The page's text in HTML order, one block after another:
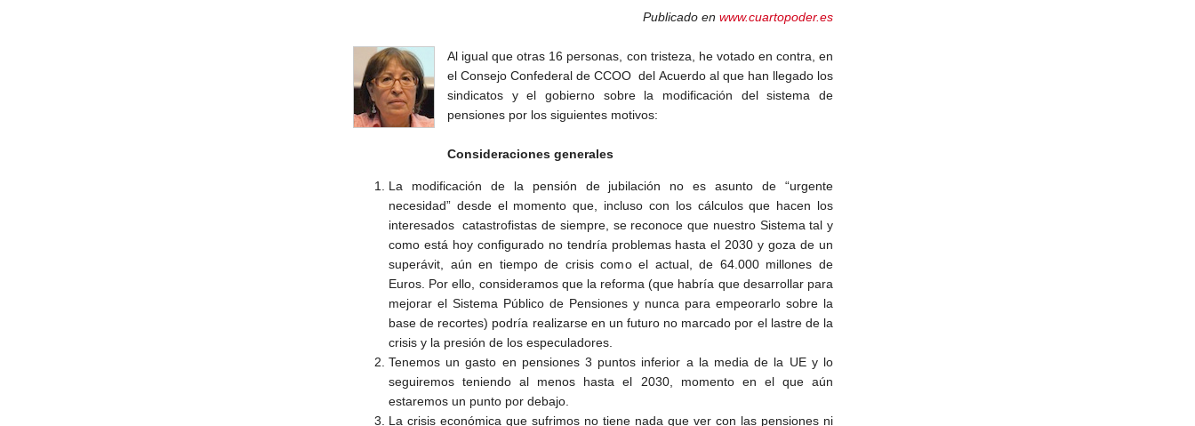
Publicado en www.cuartopoder.es
Al igual que otras 16 personas, con tristeza, he votado en contra, en
el Consejo Confederal de CCOO del Acuerdo al que han llegado los
sindicatos y el gobierno sobre la modificación del sistema de
pensiones por los siguientes motivos:
Consideraciones generales
La modificación de la pensión de jubilación no es asunto de “urgente
necesidad” desde el momento que, incluso con los cálculos que hacen los
interesados catastrofistas de siempre, se reconoce que nuestro Sistema tal y
como está hoy configurado no tendría problemas hasta el 2030 y goza de un
superávit, aún en tiempo de crisis como el actual, de 64.000 millones de
Euros. Por ello, consideramos que la reforma (que habría que desarrollar para
mejorar el Sistema Público de Pensiones y nunca para empeorarlo sobre la
base de recortes) podría realizarse en un futuro no marcado por el lastre de la
crisis y la presión de los especuladores.
Tenemos un gasto en pensiones 3 puntos inferior a la media de la UE y lo
seguiremos teniendo al menos hasta el 2030, momento en el que aún
estaremos un punto por debajo.
La crisis económica que sufrimos no tiene nada que ver con las pensiones ni